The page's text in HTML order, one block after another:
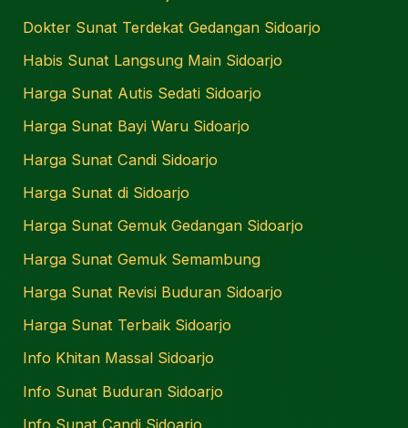
Dokter Sunat Terdekat Gedangan Sidoarjo
Habis Sunat Langsung Main Sidoarjo
Harga Sunat Autis Sedati Sidoarjo
Harga Sunat Bayi Waru Sidoarjo
Harga Sunat Candi Sidoarjo
Harga Sunat di Sidoarjo
Harga Sunat Gemuk Gedangan Sidoarjo
Harga Sunat Gemuk Semambung
Harga Sunat Revisi Buduran Sidoarjo
Harga Sunat Terbaik Sidoarjo
Info Khitan Massal Sidoarjo
Info Sunat Buduran Sidoarjo